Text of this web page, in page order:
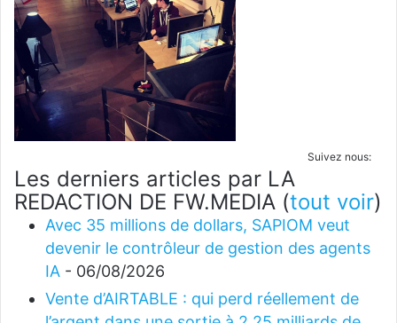
Suivez nous:
Les derniers articles par LA
REDACTION DE FW.MEDIA (tout voir)
Avec 35 millions de dollars, SAPIOM veut
devenir le contrôleur de gestion des agents
IA - 06/08/2026
Vente d’AIRTABLE : qui perd réellement de